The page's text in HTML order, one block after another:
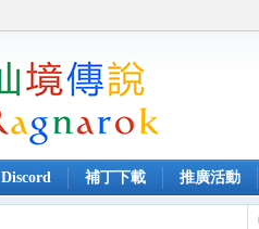
Discord 補丁下載 推廣活動